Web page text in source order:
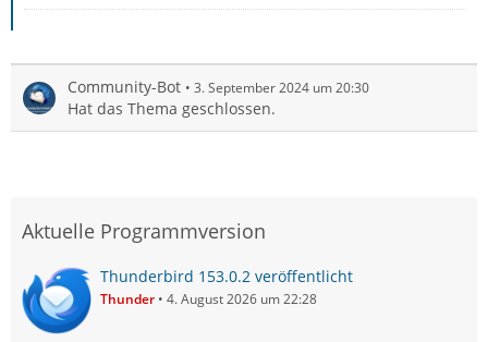
Community-Bot 3. September 2024 um 20:30
Hat das Thema geschlossen.
Aktuelle Programmversion
Thunderbird 153.0.2 veröffentlicht
Thunder 4. August 2026 um 22:28